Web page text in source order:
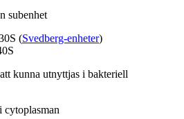
subenhet
(Svedberg-enheter)
kunna utnyttjas i bakteriell
cytoplasman